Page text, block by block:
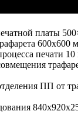
платы
600х600
печати
ПП от